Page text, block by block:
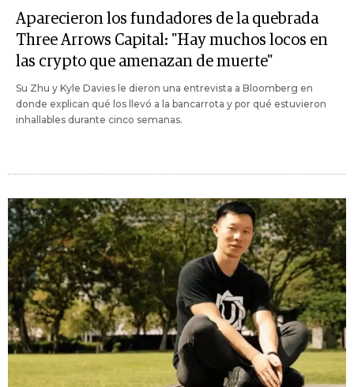
Aparecieron los fundadores de la quebrada
Three Arrows Capital: "Hay muchos locos en
las crypto que amenazan de muerte"
Su Zhu y Kyle Davies le dieron una entrevista a Bloomberg en
donde explican qué los llevó a la bancarrota y por qué estuvieron
inhallables durante cinco semanas.